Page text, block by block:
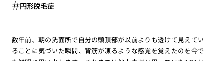
円形脱毛症
数年前、朝の洗面所で自分の頭頂部が以前よりも透けて見えてい
ることに気づいた瞬間、背筋が凍るような感覚を覚えたのを今で